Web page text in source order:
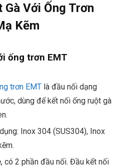
Với Ống Trơn
Kẽm
ống trơn EMT
trơn EMT là đầu nối dạng
dùng để kết nối ống ruột gà
Inox 304 (SUS304), Inox
có 2 phần đầu nối. Đầu kết nối